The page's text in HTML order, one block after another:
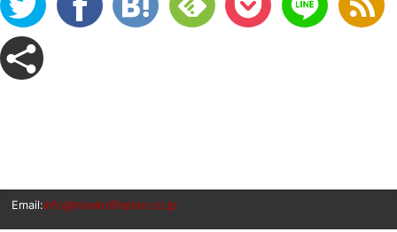
Email:info@nisekolifeplan.co.jp